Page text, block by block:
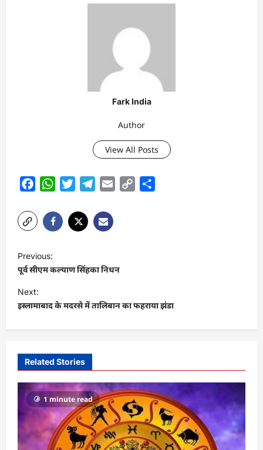
Fark India
Author
View All Posts
FacebookWhatsAppTwitterTelegram
Email
Copy
P
o
s
t
v
g
a
t
Previous:
पूर्व सीएम कल्याण सिंहका निधन
Next:
इस्लामाबाद के मदरसे में तालिबान का फहराया झंडा
Related Stories
1 minute read